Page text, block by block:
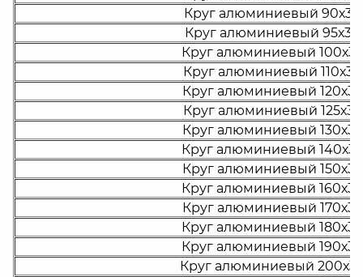
Круг алюминиевый
Круг алюминиевый
Круг алюминиевый
Круг алюминиевый
Круг алюминиевый
Круг алюминиевый
Круг алюминиевый
Круг алюминиевый
Круг алюминиевый
Круг алюминиевый
Круг алюминиевый
Круг алюминиевый
Круг алюминиевый
Круг алюминиевый